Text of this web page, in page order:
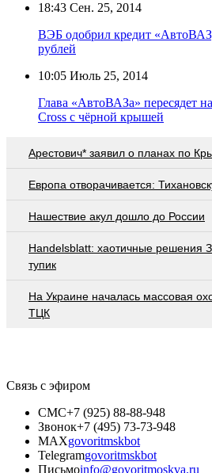
18:43 Сен. 25, 2014
ВЭБ одобрил кредит
рублей
10:05 Июль 25, 2014
Глава «АвтоВАЗа» пересядет
Cross с чёрной крышей
Арестович* заявил о планах по
Европа отворачивается:
Нашествие акул дошло до России
Handelsblatt: хаотичные решения
тупик
На Украине началась массовая
ТЦК
Связь с эфиром
СМС+7 (925) 88-88-948
Звонок+7 (495) 73-73-948
MAXgovoritmskbot
Telegramgovoritmskbot
Письмоinfo@govoritmoskva.ru